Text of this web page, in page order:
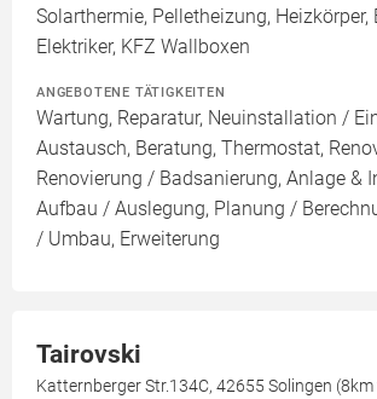
Solarthermie, Pelletheizung, Heizkörper,
Elektriker, KFZ Wallboxen
ANGEBOTENE TÄTIGKEITEN
Wartung, Reparatur, Neuinstallation /
Austausch, Beratung, Thermostat,
Renovierung / Badsanierung, Anlage &
Aufbau / Auslegung, Planung /
/ Umbau, Erweiterung
Tairovski
Katternberger Str.134C, 42655 Solingen